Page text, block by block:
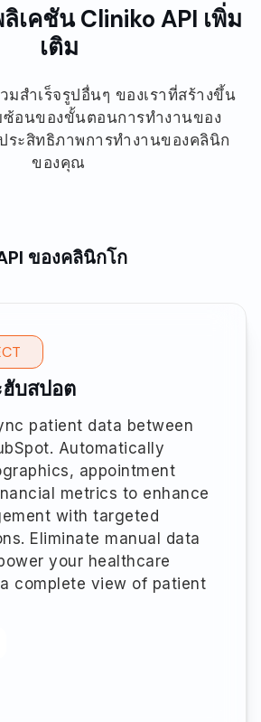
เคชัน Cliniko API เพิ่ม
เติม
สำเร็จรูปอื่นๆ ของเราที่สร้างขึ้น
อนของขั้นตอนการทำงานของ
ระสิทธิภาพการทำงานของคลินิก
ของคุณ
ของคลินิกโก
บสปอต
patient data between
Automatically
appointment
metrics to enhance
with targeted
Eliminate manual data
your healthcare
complete view of patient